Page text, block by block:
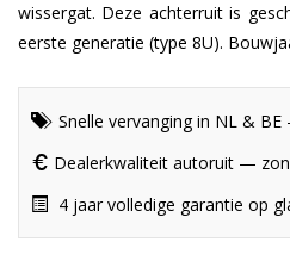
wissergat. Deze achterruit is
eerste generatie (type 8U).
Snelle vervanging in NL &
Dealerkwaliteit autoruit —
4 jaar volledige garantie op